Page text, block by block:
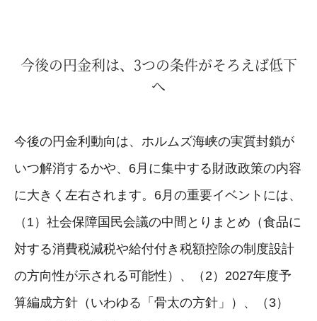
今後の円金利は、3つの条件がそろえば低下
へ
今後の円金利動向は、ホルムズ海峡の実質封鎖が
いつ解消するかや、6月に集中する財政政策の内容
に大きく左右されます。6月の重要イベントには、
（1）社会保障国民会議の中間とりまとめ（食品に
対する消費税減税や給付付き税額控除の制度設計
の方向性が示される可能性）、（2）2027年度予
算編成方針（いわゆる「骨太の方針」）、（3）